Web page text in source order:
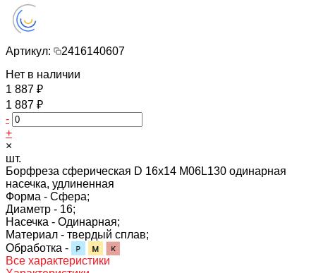
Артикул:
2416140607
Нет в наличии
1 887 ₽
1 887 ₽
-
+
×
шт.
Борфреза сферическая D 16х14 M06L130 одинарная
насечка, удлиненная
Форма - Сфера;
Диаметр - 16;
Насечка - Одинарная;
Материал - твердый сплав;
Обработка -
Все характеристики